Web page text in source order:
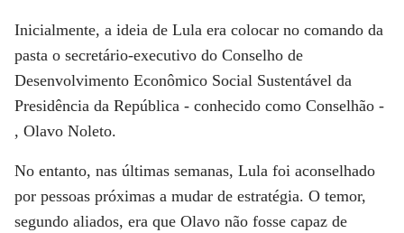
Inicialmente, a ideia de Lula era colocar no comando da
pasta o secretário-executivo do Conselho de
Desenvolvimento Econômico Social Sustentável da
Presidência da República - conhecido como Conselhão -
, Olavo Noleto.
No entanto, nas últimas semanas, Lula foi aconselhado
por pessoas próximas a mudar de estratégia. O temor,
segundo aliados, era que Olavo não fosse capaz de